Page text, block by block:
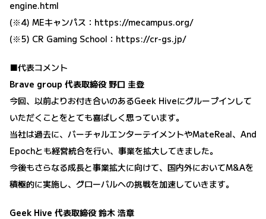
engine.html
(※4) MEキャンパス： https://mecampus.org/
(※5) CR Gaming School： https://cr-gs.jp/
■代表コメント
Brave group 代表取締役 野口 圭登
今回、以前よりお付き合いのあるGeek Hiveにグループインして
いただくことをとても喜ばしく思っています。
当社は過去に、バーチャルエンターテイメントやMateReal、And
Epochとも経営統合を行い、事業を拡大してきました。
今後もさらなる成長と事業拡大に向けて、国内外においてM&Aを
積極的に実施し、グローバルへの挑戦を加速していきます。
Geek Hive 代表取締役 鈴木 浩章